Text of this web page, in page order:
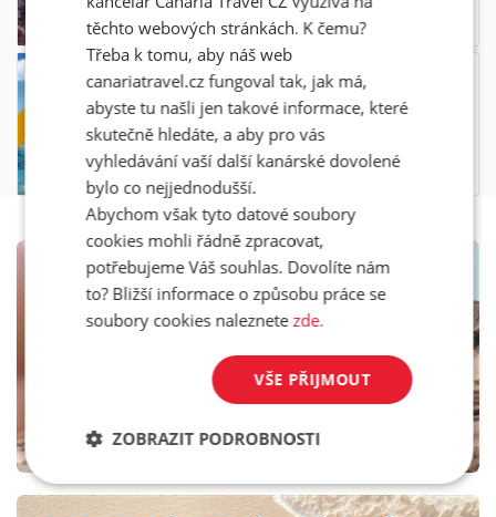
all inclusive
RIU OLIVA BEACH RESORT
Fuerteventura | Corralejo
23.08. - 30.08.2026
all inclusive
31 190,-
INSPIRACE NA CESTY
Nový blog #letimnakanary
WWW.LETIMNAKANARY.CZ
těchto webových stránkách. K čemu?
Třeba k tomu, aby náš web
canariatravel.cz fungoval tak, jak má,
abyste tu našli jen takové informace, které
skutečně hledáte, a aby pro vás
vyhledávání vaší další kanárské dovolené
bylo co nejjednodušší.
Abychom však tyto datové soubory
cookies mohli řádně zpracovat,
potřebujeme Váš souhlas. Dovolíte nám
to? Bližší informace o způsobu práce se
soubory cookies naleznete zde.
VŠE PŘIJMOUT
ZOBRAZIT PODROBNOSTI